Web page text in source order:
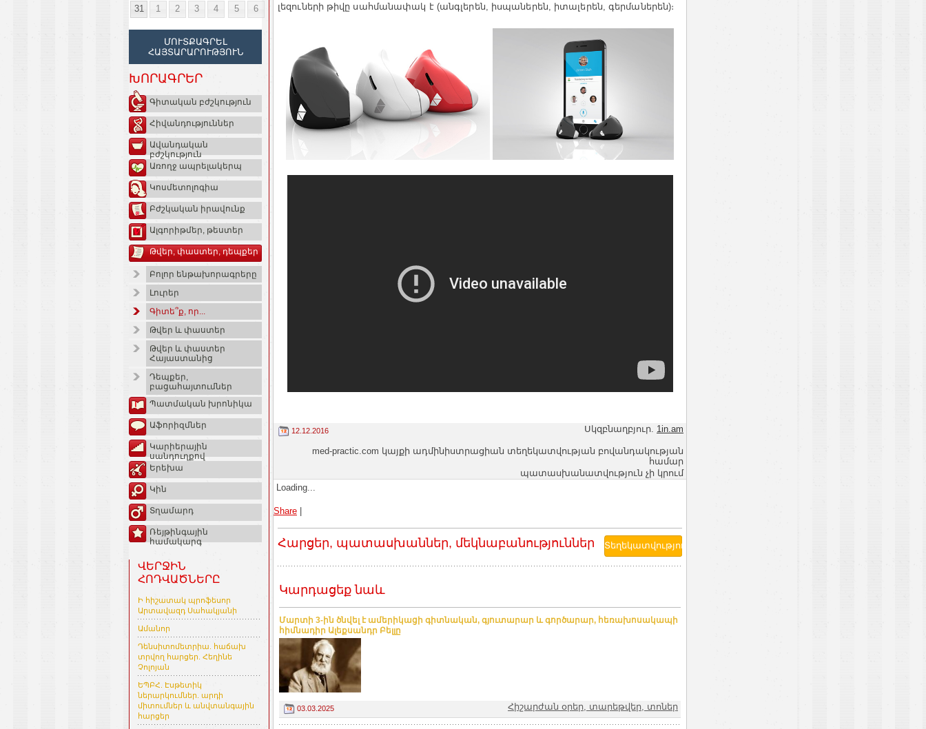
31
1 2 3 4 5 6
ՄՈՒՏՔԱԳՐԵԼ
ՀԱՅՏԱՐԱՐՈՒԹՅՈՒՆ
ԽՈՐԱԳՐԵՐ
Գիտական բժշկություն
Հիվանդություններ
Ավանդական
բժշկություն
Առողջ ապրելակերպ
Կոսմետոլոգիա
Բժշկական իրավունք
Ալգորիթմեր, թեստեր
Թվեր, փաստեր, դեպքեր
Բոլոր ենթախորագրերը
Լուրեր
Գիտե՞ք, որ...
Թվեր և փաստեր
Թվեր և փաստեր
Հայաստանից
Դեպքեր,
բացահայտումներ
Պատմական խրոնիկա
Աֆորիզմներ
Կարիերային
սանդուղքով
Երեխա
Կին
Տղամարդ
Ռեյթինգային
համակարգ
ՎԵՐՋԻՆ
ՀՈԴՎԱԾՆԵՐԸ
Ի հիշատակ պրոֆեսոր
Արտավազդ Սահակյանի
Ամանոր
Դենսիտոմետրիա. հաճախ
տրվող հարցեր. Հեղինե
Չոլոյան
ԵՊԲՀ. Էսթետիկ
ներարկումներ. արդի
միտումներ և անվտանգային
հարցեր
լեզուների թիվը սահմանափակ է (անգլերեն, իսպաներեն, իտալերեն, գերմաներեն)։
12.12.2016 Սկզբնաղբյուր. 1in.am
med-practic.com կայքի ադմինիստրացիան տեղեկատվության բովանդակության
համար
պատասխանատվություն չի կրում
Loading...
Share
Հարցեր, պատասխաններ, մեկնաբանություններ
Կարդացեք նաև
Մարտի 3-ին ծնվել է ամերիկացի գիտնական, գյուտարար և գործարար, հեռախոսակապի
հիմնադիր Ալեքսանդր Բելլը
03.03.2025 Հիշարժան օրեր, տարեթվեր, տոներ